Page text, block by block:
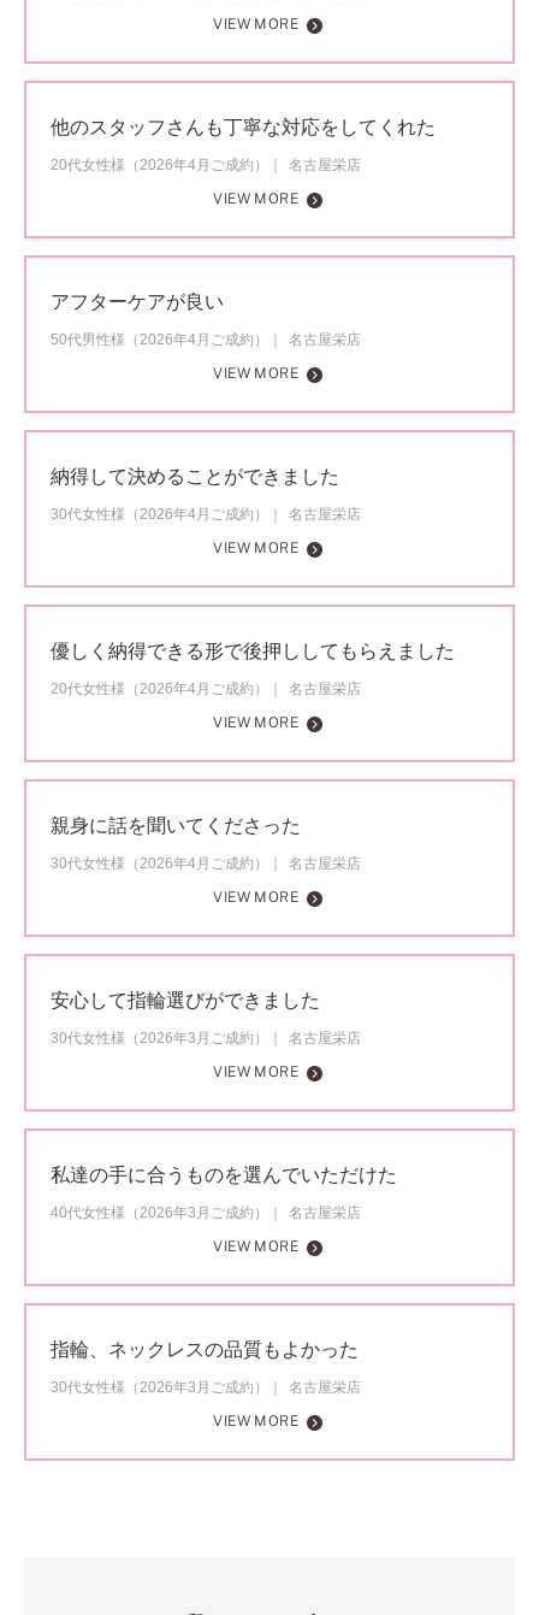
VIEW MORE
他のスタッフさんも丁寧な対応をしてくれた
20代女性様（2026年4月ご成約）
名古屋栄店
VIEW MORE
アフターケアが良い
50代男性様（2026年4月ご成約）
名古屋栄店
VIEW MORE
納得して決めることができました
30代女性様（2026年4月ご成約）
名古屋栄店
VIEW MORE
優しく納得できる形で後押ししてもらえました
20代女性様（2026年4月ご成約）
名古屋栄店
VIEW MORE
親身に話を聞いてくださった
30代女性様（2026年4月ご成約）
名古屋栄店
VIEW MORE
安心して指輪選びができました
30代女性様（2026年3月ご成約）
名古屋栄店
VIEW MORE
私達の手に合うものを選んでいただけた
40代女性様（2026年3月ご成約）
名古屋栄店
VIEW MORE
指輪、ネックレスの品質もよかった
30代女性様（2026年3月ご成約）
名古屋栄店
VIEW MORE